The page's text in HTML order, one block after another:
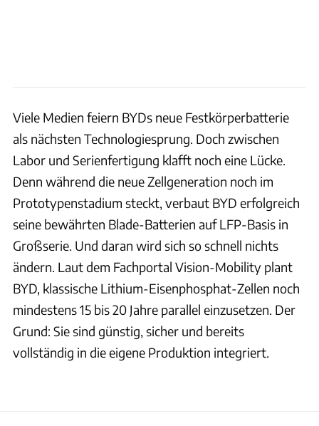
Viele Medien feiern BYDs neue Festkörperbatterie
als nächsten Technologiesprung. Doch zwischen
Labor und Serienfertigung klafft noch eine Lücke.
Denn während die neue Zellgeneration noch im
Prototypenstadium steckt, verbaut BYD erfolgreich
seine bewährten Blade-Batterien auf LFP-Basis in
Großserie. Und daran wird sich so schnell nichts
ändern. Laut dem Fachportal Vision-Mobility plant
BYD, klassische Lithium-Eisenphosphat-Zellen noch
mindestens 15 bis 20 Jahre parallel einzusetzen. Der
Grund: Sie sind günstig, sicher und bereits
vollständig in die eigene Produktion integriert.